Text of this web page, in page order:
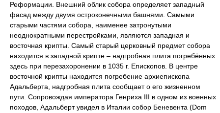
Реформации. Внешний облик собора определяет западный
фасад между двумя остроконечными башнями. Самыми
старыми частями собора, наименее затронутыми
неоднократными перестройками, являются западная и
восточная крипты. Самый старый церковный предмет собора
находится в западной крипте – надгробная плита погребённых
здесь при перезахоронении в 1035 г. Епископов. В центре
восточной крипты находится погребение архиепископа
Адальберта, надгробная плита сообщает о его жизненном
пути. Сопровождая императора Генриха III в одном из военных
походов, Адальберт увидел в Италии собор Беневента (Dom